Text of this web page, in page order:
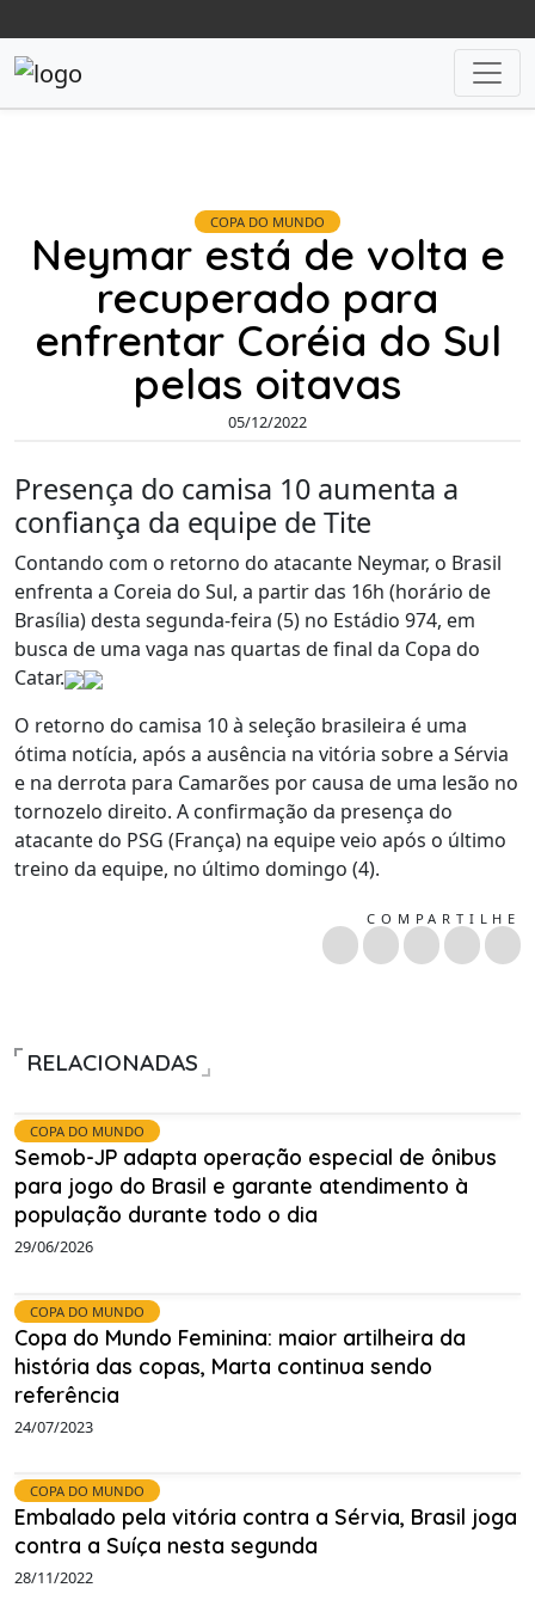
COPA DO MUNDO
Neymar está de volta e
recuperado para
enfrentar Coréia do Sul
pelas oitavas
05/12/2022
Presença do camisa 10 aumenta a
confiança da equipe de Tite
Contando com o retorno do atacante Neymar, o Brasil
enfrenta a Coreia do Sul, a partir das 16h (horário de
Brasília) desta segunda-feira (5) no Estádio 974, em
busca de uma vaga nas quartas de final da Copa do
Catar.
O retorno do camisa 10 à seleção brasileira é uma
ótima notícia, após a ausência na vitória sobre a Sérvia
e na derrota para Camarões por causa de uma lesão no
tornozelo direito. A confirmação da presença do
atacante do PSG (França) na equipe veio após o último
treino da equipe, no último domingo (4).
COMPARTILHE
RELACIONADAS
COPA DO MUNDO
Semob-JP adapta operação especial de ônibus
para jogo do Brasil e garante atendimento à
população durante todo o dia
29/06/2026
COPA DO MUNDO
Copa do Mundo Feminina: maior artilheira da
história das copas, Marta continua sendo
referência
24/07/2023
COPA DO MUNDO
Embalado pela vitória contra a Sérvia, Brasil joga
contra a Suíça nesta segunda
28/11/2022